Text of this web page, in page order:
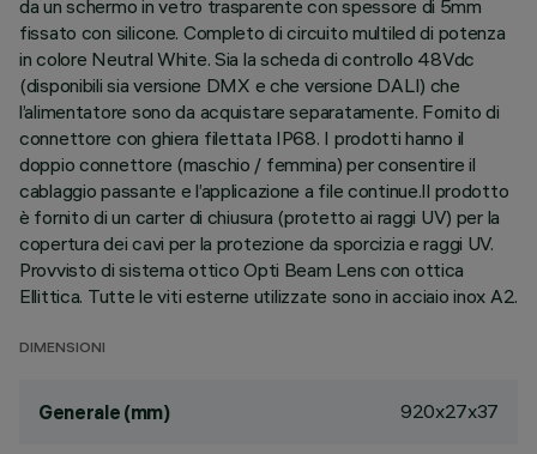
da un schermo in vetro trasparente con spessore di 5mm
fissato con silicone. Completo di circuito multiled di potenza
in colore Neutral White. Sia la scheda di controllo 48Vdc
(disponibili sia versione DMX e che versione DALI) che
l’alimentatore sono da acquistare separatamente. Fornito di
connettore con ghiera filettata IP68. I prodotti hanno il
doppio connettore (maschio / femmina) per consentire il
cablaggio passante e l’applicazione a file continue.Il prodotto
è fornito di un carter di chiusura (protetto ai raggi UV) per la
copertura dei cavi per la protezione da sporcizia e raggi UV.
Provvisto di sistema ottico Opti Beam Lens con ottica
Ellittica. Tutte le viti esterne utilizzate sono in acciaio inox A2.
DIMENSIONI
Generale (mm) 920x27x37